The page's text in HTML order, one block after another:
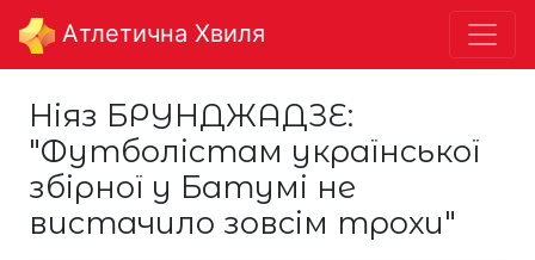
Aтлетична Хвиля
Ніяз БРУНДЖАДЗЕ:
"Футболістам української
збірної у Батумі не
вистачило зовсім трохи"